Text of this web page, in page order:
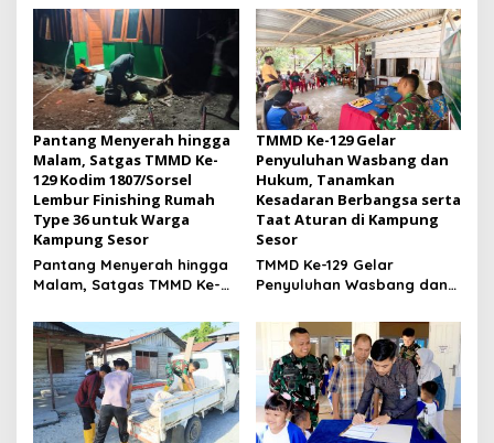
Jaya
Pantang Menyerah hingga
Malam, Satgas TMMD Ke-
129 Kodim 1807/Sorsel
Lembur Finishing Rumah
Type 36 untuk Warga
Kampung Sesor
Pantang Menyerah hingga
Malam, Satgas TMMD Ke-
Lembur Finishing Rumah
Type 36 untuk Warga
Kampung Sesor
TMMD Ke-129 Gelar
Penyuluhan Wasbang dan
Hukum, Tanamkan
Kesadaran Berbangsa serta
Taat Aturan di Kampung
Sesor
TMMD Ke-129 Gelar
Penyuluhan Wasbang dan
Kesadaran Berbangsa
serta Taat Aturan di
Kampung Sesor